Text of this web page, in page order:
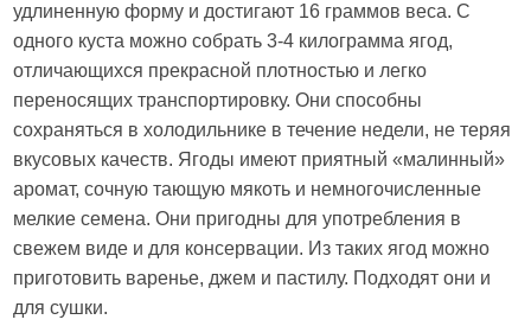
удлиненную форму и достигают 16 граммов веса. С
одного куста можно собрать 3-4 килограмма ягод,
отличающихся прекрасной плотностью и легко
переносящих транспортировку. Они способны
сохраняться в холодильнике в течение недели, не теряя
вкусовых качеств. Ягоды имеют приятный «малинный»
аромат, сочную тающую мякоть и немногочисленные
мелкие семена. Они пригодны для употребления в
свежем виде и для консервации. Из таких ягод можно
приготовить варенье, джем и пастилу. Подходят они и
для сушки.